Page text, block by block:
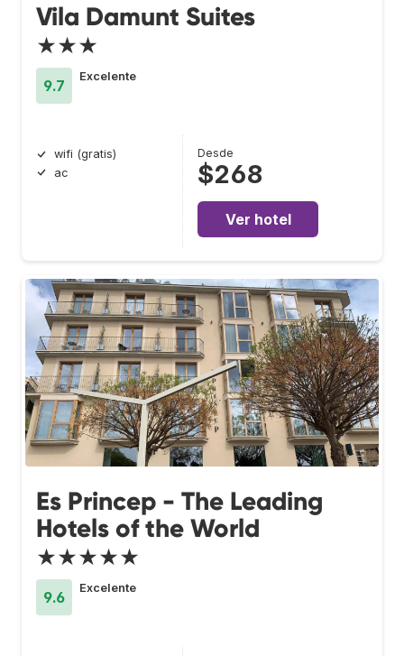
Vila Damunt Suites
★★★
9.7
Excelente
wifi (gratis)
ac
Desde
$268
Ver hotel
Es Princep - The Leading
Hotels of the World
★★★★★
9.6
Excelente